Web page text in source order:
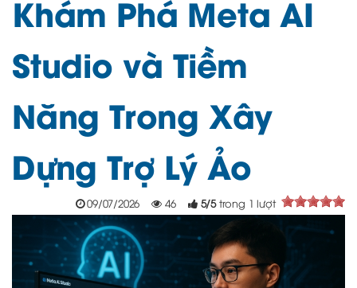
Khám Phá Meta AI
Studio và Tiềm
Năng Trong Xây
Dựng Trợ Lý Ảo
09/07/2026 46 5/5 trong 1 lượt